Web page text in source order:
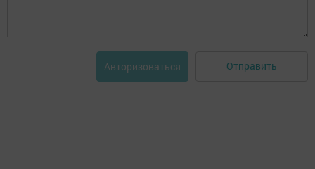
Авторизоваться Отправить